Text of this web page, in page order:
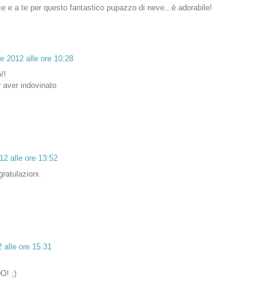
e a te per questo fantastico pupazzo di neve...è adorabile!
2012 alle ore 10:28
aver indovinato
alle ore 13:52
alle ore 15:31
;)